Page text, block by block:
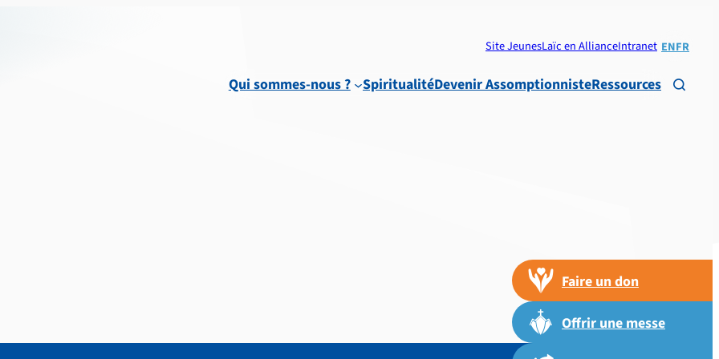
Site JeunesLaïc en AllianceIntranet ENFR
Qui sommes-nous ? SpiritualitéDevenir AssomptionnisteRessources 
Faire un don
Offrir une messe